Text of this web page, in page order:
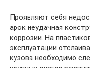
Проявляют себя
арок неудачная
коррозии. На
эксплуатации
кузова необходимо